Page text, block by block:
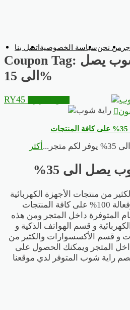
المحتوى
من نحنسياسة الخصوصية اتصل بنا
Coupon Tag: يصل
الى 15%
... أكثر
الى 35%
من منتجات الأجهزة الكهربائية
بخصومات وعروض كبيرة وفعالة 100% على كافة المنتجات
المتوفرة داخل المتجر ومن هذه
و قسم الهواتف الذكية و
و قسم الأكسسوارات والكثير من
داخل المتجر ويمكنك الحصول على
راية شوب المتوفر لدي موقعنا
RY45